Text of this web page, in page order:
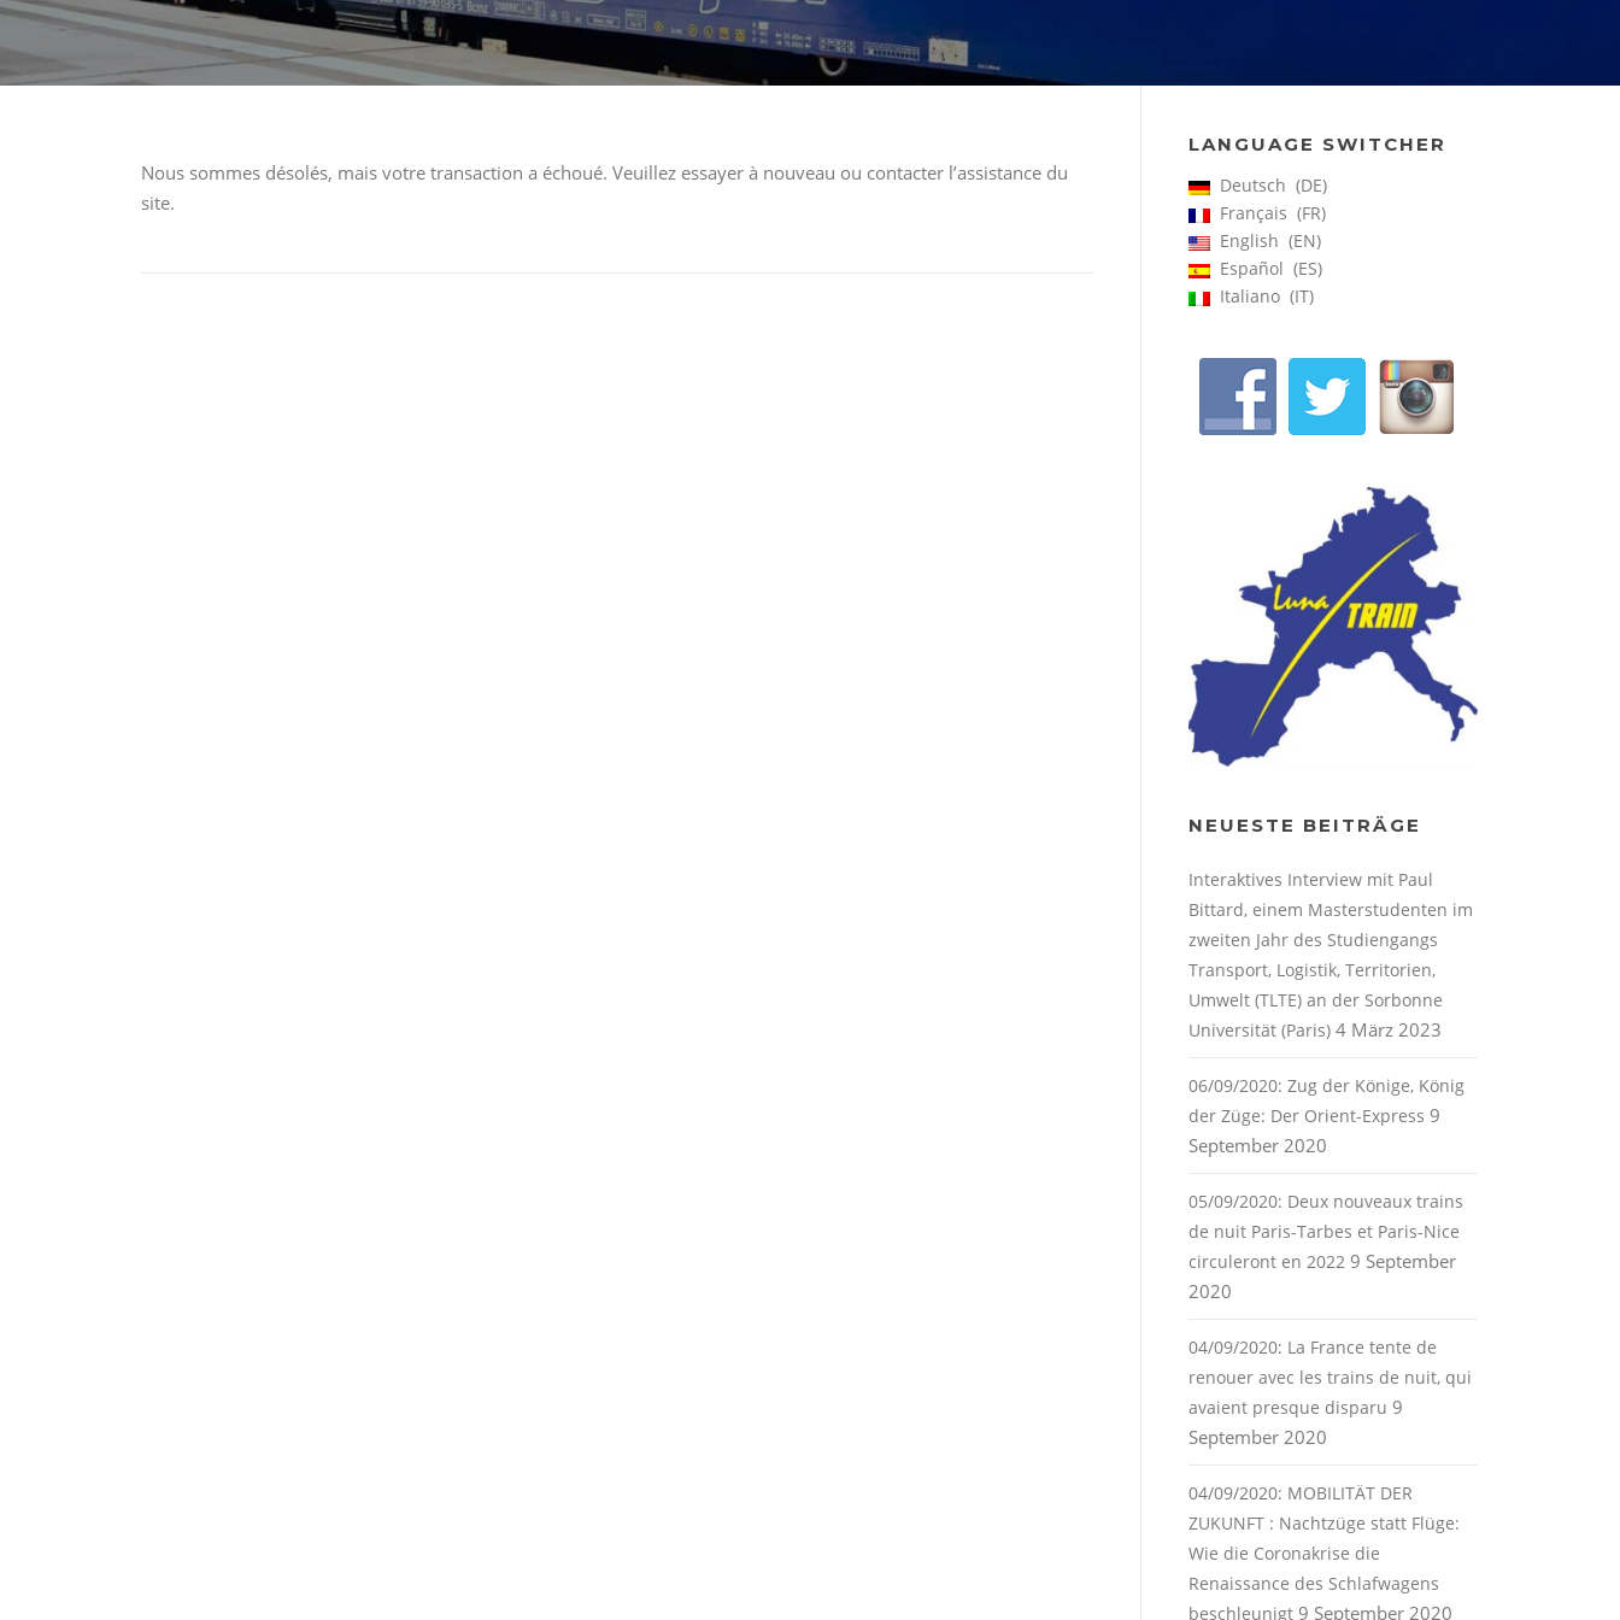
Nous sommes désolés, mais votre transaction a échoué. Veuillez essayer à nouveau ou contacter l’assistance du
site.
LANGUAGE SWITCHER
Deutsch
DE
Français
FR
English
EN
Español
ES
Italiano
IT
NEUESTE BEITRÄGE
Interaktives Interview mit Paul
Bittard, einem Masterstudenten im
zweiten Jahr des Studiengangs
Transport, Logistik, Territorien,
Umwelt (TLTE) an der Sorbonne
Universität (Paris) 4 März 2023
06/09/2020: Zug der Könige, König
der Züge: Der Orient-Express 9
September 2020
05/09/2020: Deux nouveaux trains
de nuit Paris-Tarbes et Paris-Nice
circuleront en 2022 9 September
2020
04/09/2020: La France tente de
renouer avec les trains de nuit, qui
avaient presque disparu 9
September 2020
04/09/2020: MOBILITÄT DER
ZUKUNFT : Nachtzüge statt Flüge:
Wie die Coronakrise die
Renaissance des Schlafwagens
beschleunigt 9 September 2020